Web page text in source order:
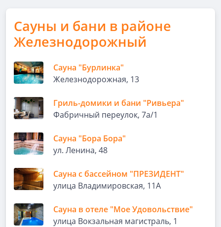
Сауны и бани в районе
Железнодорожный
Сауна "Бурлинка"
Железнодорожная, 13
Гриль-домики и бани "Ривьера"
Фабричный переулок, 7а/1
Сауна "Бора Бора"
ул. Ленина, 48
Сауна с бассейном "ПРЕЗИДЕНТ"
улица Владимировская, 11А
Сауна в отеле "Мое Удовольствие"
улица Вокзальная магистраль, 1